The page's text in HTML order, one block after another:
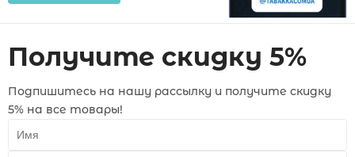
Получите скидку 5%
Подпишитесь на нашу рассылку и получите скидку
5% на все товары!